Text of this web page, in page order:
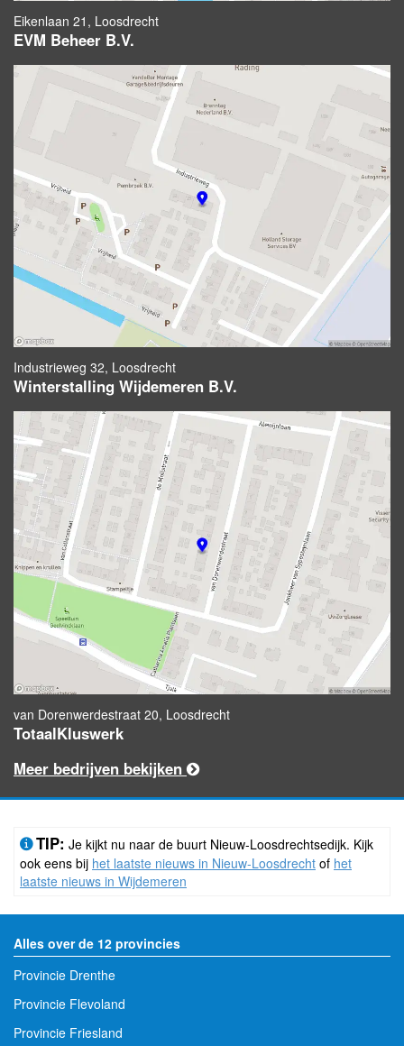
Eikenlaan 21, Loosdrecht
EVM Beheer B.V.
Industrieweg 32, Loosdrecht
Winterstalling Wijdemeren B.V.
van Dorenwerdestraat 20, Loosdrecht
TotaalKluswerk
Meer bedrijven bekijken
TIP: Je kijkt nu naar de buurt Nieuw-Loosdrechtsedijk. Kijk
ook eens bij het laatste nieuws in Nieuw-Loosdrecht of het
laatste nieuws in Wijdemeren
Alles over de 12 provincies
Provincie Drenthe
Provincie Flevoland
Provincie Friesland